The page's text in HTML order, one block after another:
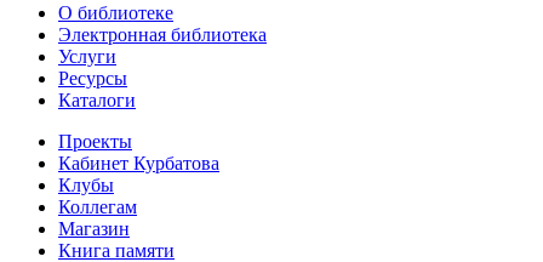
О библиотеке
Электронная библиотека
Услуги
Ресурсы
Каталоги
Проекты
Кабинет Курбатова
Клубы
Коллегам
Магазин
Книга памяти